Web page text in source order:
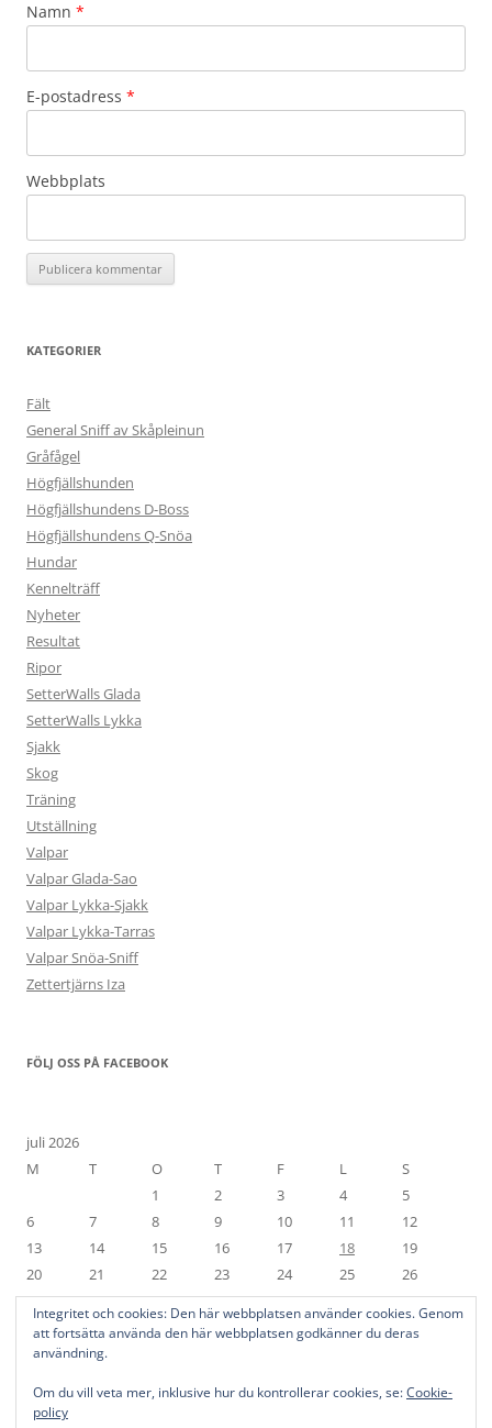
Namn *
E-postadress *
Webbplats
KATEGORIER
Fält
General Sniff av Skåpleinun
Gråfågel
Högfjällshunden
Högfjällshundens D-Boss
Högfjällshundens Q-Snöa
Hundar
Kennelträff
Nyheter
Resultat
Ripor
SetterWalls Glada
SetterWalls Lykka
Sjakk
Skog
Träning
Utställning
Valpar
Valpar Glada-Sao
Valpar Lykka-Sjakk
Valpar Lykka-Tarras
Valpar Snöa-Sniff
Zettertjärns Iza
FÖLJ OSS PÅ FACEBOOK
juli 2026
M
T O T F L
S
1
2 3 4
5
6
7 8 9 10 11
12
13
14 15 16 17 18
19
20
21 22 23 24 25
26
27
28 29 30
31
« jun
Integritet och cookies: Den här webbplatsen använder cookies. Genom
att fortsätta använda den här webbplatsen godkänner du deras
användning.
Om du vill veta mer, inklusive hur du kontrollerar cookies, se:Cookie-
policy